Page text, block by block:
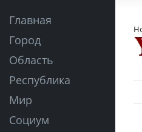
Главная
Город
Область
Республика
Мир
Социум